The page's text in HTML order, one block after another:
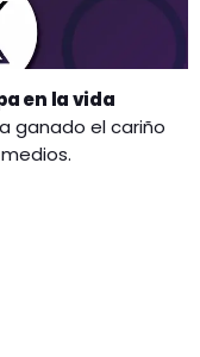
en la vida
ganado el cariño